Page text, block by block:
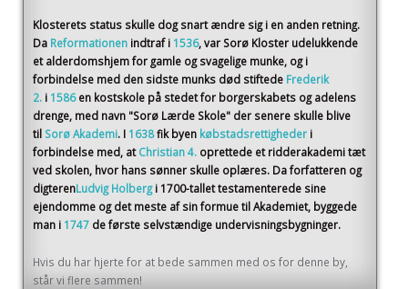
Klosterets status skulle dog snart ændre sig i en anden retning.
Da Reformationen indtraf i 1536, var Sorø Kloster udelukkende
et alderdomshjem for gamle og svagelige munke, og i
forbindelse med den sidste munks død stiftede Frederik
2. i 1586 en kostskole på stedet for borgerskabets og adelens
drenge, med navn "Sorø Lærde Skole" der senere skulle blive
til Sorø Akademi. I 1638fik byen købstadsrettigheder i
forbindelse med, at Christian 4. oprettede et ridderakademi tæt
ved skolen, hvor hans sønner skulle oplæres. Da forfatteren og
digterenLudvig Holberg i 1700-tallet testamenterede sine
ejendomme og det meste af sin formue til Akademiet, byggede
man i 1747 de første selvstændige undervisningsbygninger.
Hvis du har hjerte for at bede sammen med os for denne by,
står vi flere sammen!